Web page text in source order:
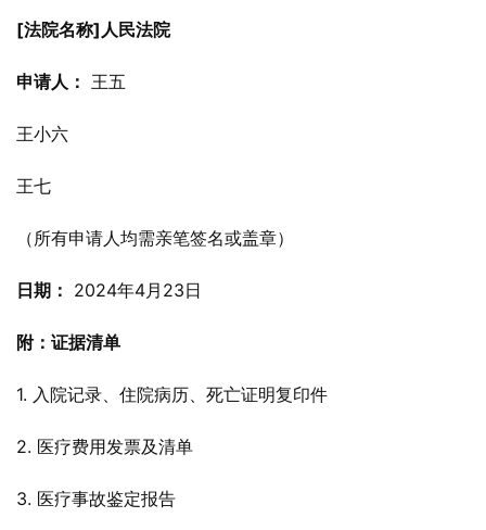
[法院名称]人民法院
申请人： 王五
王小六
王七
（所有申请人均需亲笔签名或盖章）
日期： 2024年4月23日
附：证据清单
1. 入院记录、住院病历、死亡证明复印件
2. 医疗费用发票及清单
3. 医疗事故鉴定报告